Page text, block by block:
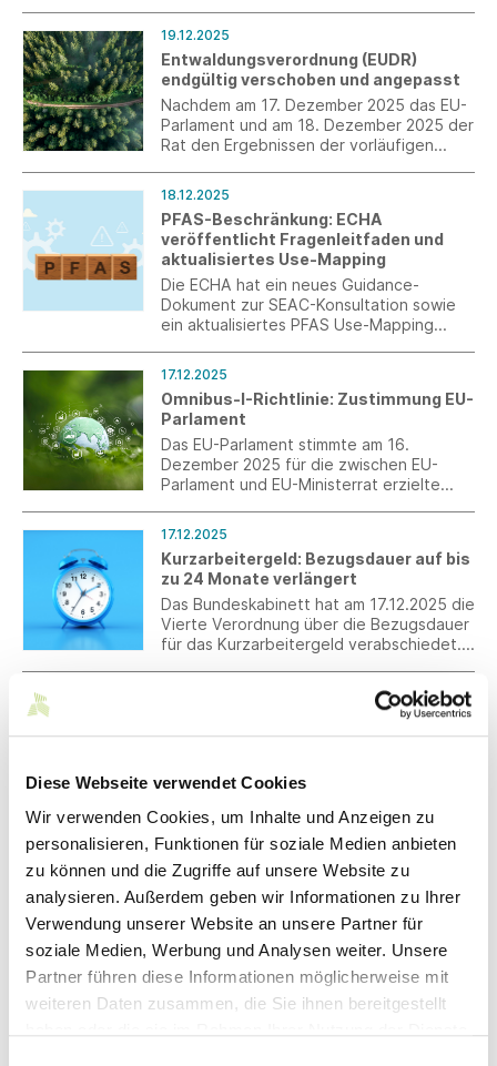
Diese Webseite verwendet Cookies
Wir verwenden Cookies, um Inhalte und Anzeigen zu
personalisieren, Funktionen für soziale Medien anbieten
zu können und die Zugriffe auf unsere Website zu
analysieren. Außerdem geben wir Informationen zu Ihrer
Verwendung unserer Website an unsere Partner für
soziale Medien, Werbung und Analysen weiter. Unsere
Partner führen diese Informationen möglicherweise mit
weiteren Daten zusammen, die Sie ihnen bereitgestellt
verwandten Verbindungen eingereicht.
Die Stellungnahme basiert auf der im t+m-
Arbeitskreis Umwelt abgestimmten
Verbandsposition und ist beigefügt.
19.12.2025
Entwaldungsverordnung (EUDR)
endgültig verschoben und angepasst
Nachdem am 17. Dezember 2025 das EU-
Parlament und am 18. Dezember 2025 der
Rat den Ergebnissen der vorläufigen
einjährige Verschiebung und die
inhaltliche Anpassung der
Entwaldungsverordnung (EUDR) sicher.
18.12.2025
PFAS-Beschränkung: ECHA
veröffentlicht Fragenleitfaden und
aktualisiertes Use-Mapping
Die ECHA hat ein neues Guidance-
Dokument zur SEAC-Konsultation sowie
ein aktualisiertes PFAS Use-Mapping
Anwendungen, insbesondere im Bereich
der technischen Textilien.
17.12.2025
Omnibus-I-Richtlinie: Zustimmung EU-
Parlament
Das EU-Parlament stimmte am 16.
Dezember 2025 für die zwischen EU-
Parlament und EU-Ministerrat erzielte
Lieferkettenrichtlinie (CSDDD) und der
Nachhaltigkeitsberichterstattungsrichtlini
e (CSRD).
17.12.2025
Kurzarbeitergeld: Bezugsdauer auf bis
zu 24 Monate verlängert
Das Bundeskabinett hat am 17.12.2025 die
Vierte Verordnung über die Bezugsdauer
für das Kurzarbeitergeld verabschiedet.
Weihnachtsfeier geehrt
Winterwetter feierte VAUDE den
anschließender Weihnachtsfeier. Im
Mittelpunkt der Feier standen auch die 40
Jubilar*innen, die für insgesamt mehr als
845 Jahre Betriebszugehörigkeit geehrt
wurden. Nach einem anspruchsvollen Jahr
wurde das starke Miteinander gefeiert,
das VAUDE seit vielen Jahren prägt.
15.12.2025
Statt Wirtschaftswende droht
Strukturbruch: Zeit zu Handeln
Die wirtschaftliche Lage in der baden-
württembergischen Textilindustrie bleibt
herausfordernd. Südwesttextil fordert
ein konsolidiertes Handeln zugunsten der
Zukunftsfähigkeit des Landes.
15.12.2025